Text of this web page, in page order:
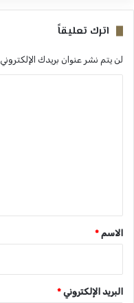
اترك تعليقاً
لن يتم نشر عنوان بريدك الإلكتروني.
*
الاسم *
البريد الإلكتروني *